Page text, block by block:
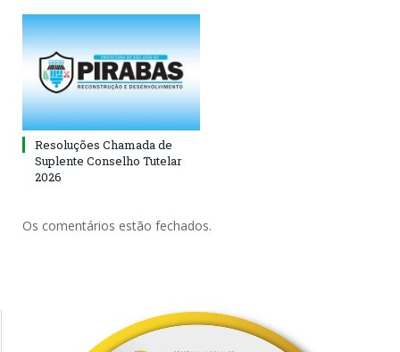
Resoluções Chamada de
Suplente Conselho Tutelar
2026
Os comentários estão fechados.